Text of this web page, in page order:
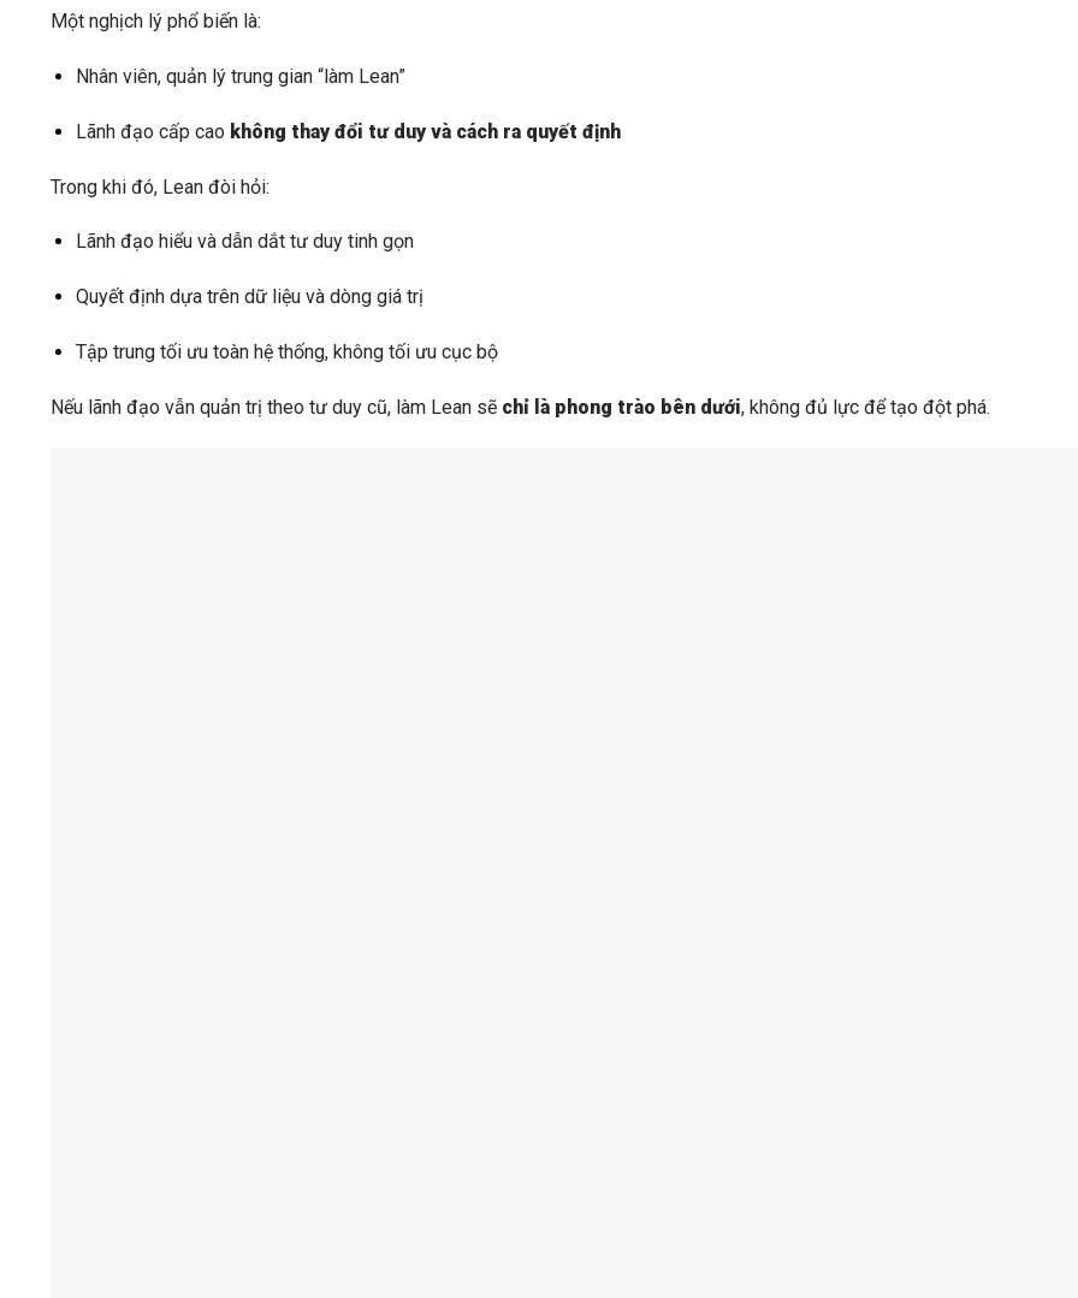
Một nghịch lý phổ biến là:
Nhân viên, quản lý trung gian “làm Lean”
Lãnh đạo cấp cao không thay đổi tư duy và cách ra quyết định
Trong khi đó, Lean đòi hỏi:
Lãnh đạo hiểu và dẫn dắt tư duy tinh gọn
Quyết định dựa trên dữ liệu và dòng giá trị
Tập trung tối ưu toàn hệ thống, không tối ưu cục bộ
Nếu lãnh đạo vẫn quản trị theo tư duy cũ, làm Lean sẽ chỉ là phong trào bên dưới, không đủ lực để tạo đột phá.